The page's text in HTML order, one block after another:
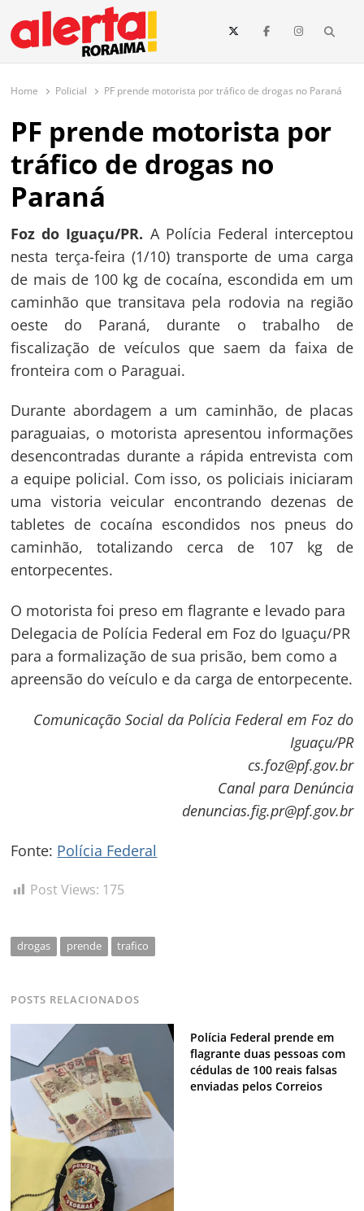
conteúdo
O maior portal de notícias de Roraima
O Alerta Roraima é seu portal de notícias completo sobre política,
e todo o estado de Roraima. Fique sempre informado com
Home Policial PF prende motorista por tráfico de drogas no Paraná
PF prende motorista por
tráfico de drogas no
Paraná
Foz do Iguaçu/PR. A Polícia Federal interceptou
nesta terça-feira (1/10) transporte de uma carga
de mais de 100 kg de cocaína, escondida em um
caminhão que transitava pela rodovia na região
oeste do Paraná, durante o trabalho de
fiscalização de veículos que saem da faixa de
fronteira com o Paraguai.
Durante abordagem a um caminhão, de placas
paraguaias, o motorista apresentou informações
desencontradas durante a rápida entrevista com
a equipe policial. Com isso, os policiais iniciaram
uma vistoria veicular encontrando dezenas de
tabletes de cocaína escondidos nos pneus do
caminhão, totalizando cerca de 107 kg de
entorpecentes.
O motorista foi preso em flagrante e levado para
Delegacia de Polícia Federal em Foz do Iguaçu/PR
para a formalização de sua prisão, bem como a
apreensão do veículo e da carga de entorpecente.
Comunicação Social da Polícia Federal em Foz do
Iguaçu/PR
cs.foz@pf.gov.br
Canal para Denúncia
denuncias.fig.pr@pf.gov.br
Fonte: Polícia Federal
Post Views: 175
drogas prende trafico
POSTS RELACIONADOS
Polícia Federal prende em
flagrante duas pessoas com
cédulas de 100 reais falsas
enviadas pelos Correios
Navegação
Post